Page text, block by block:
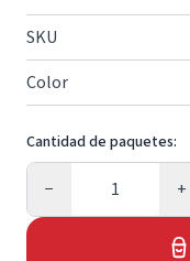
SKU
Color
Cantidad de paquetes:
−
Cantidad
+